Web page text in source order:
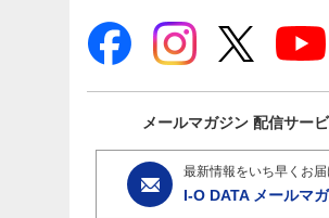
メールマガジン 配信サー
最新情報をいち早くお届
I-O DATA メールマ